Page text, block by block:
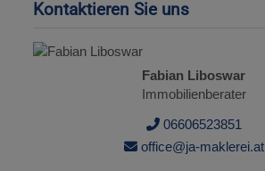
Kontaktieren Sie uns
Fabian Liboswar
Immobilienberater
06606523851
office@ja-maklerei.at